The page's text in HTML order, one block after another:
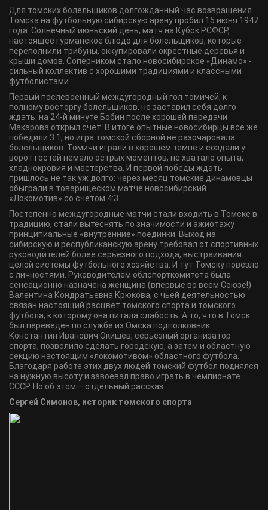
Для томских болельщиков долгожданный час возвращения
Томска на футбольную сибирскую арену пробил 15 июня 1947
года. Солнечный июньский день, матч на Кубок РСФСР,
настоящее гурманское блюдо для болельщиков, которые
переполнили трибуны, оккупировали окрестные деревья и
крыши домов. Соперником стало новосибирское «Динамо» -
сильный коллектив с хорошими традициями и классными
футболистами.
Первый послевоенный междугородный гол томичей, к
полному восторгу болельщиков, не заставил себя долго
ждать: на 24-й минуте Бобин после хорошей передачи
Макарова открыл счет. В итоге опытные новосибирцы все же
победили 3:1, но игра томской сборной не разочаровала
болельщиков. Томичи играли в хорошем темпе и создали у
ворот гостей немало острых моментов, не хватало опыта,
хладнокровия и мастерства. И первой победы ждать
пришлось не так уж долго: через месяц томские динамовцы
обыграли в товарищеском матче новосибирский
«Локомотив» со счетом 4:3.
Постепенно междугородные матчи стали входить в Томске в
традицию, стали вытеснять по значимости и ажиотажу
принципиальные «внутренние» поединки. Выход на
сибирскую и республиканскую арену требовал от спортивных
руководителей более серьезного подхода, выстраивания
целой системы футбольного хозяйства. И тут Томску повезло
с личностями. Руководителем облспорткомитета была
сенсационно назначена женщина (впервые во всем Союзе!)
Валентина Кондратьевна Крюкова, с чьей деятельностью
связан настоящий расцвет томского спорта и томского
футбола, к которому она питала слабость. А то, что в Томск
был переведен по службе из Омска подполковник
Константин Иванович Окишев, серьезный организатор
спорта, позволило сделать городскую, а затем и областную
секцию настоящим «локомотивом» областного футбола.
Благодаря работе этих двух людей томский футбол поднялся
на нужную высоту и завоевал право играть в чемпионате
СССР. Но об этом – отдельный рассказ.
Сергей Симонов, историк томского спорта